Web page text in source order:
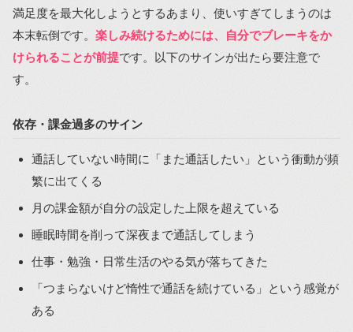
満足度を最大化しようとするあまり、使いすぎてしまうのは
本末転倒です。 楽しみ続けるためには、自分でブレーキをか
けられることが前提です。以下のサインが出たら要注意で
す。
依存・課金過多のサイン
通話していない時間に「また通話したい」という衝動が頻
繁に出てくる
月の課金額が自分の設定した上限を超えている
睡眠時間を削って深夜まで通話してしまう
仕事・勉強・日常生活のやる気が落ちてきた
「つまらないけど惰性で通話を続けている」という感覚が
ある